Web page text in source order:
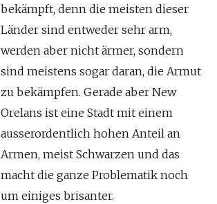
bekämpft, denn die meisten dieser
Länder sind entweder sehr arm,
werden aber nicht ärmer, sondern
sind meistens sogar daran, die Armut
zu bekämpfen. Gerade aber New
Orelans ist eine Stadt mit einem
ausserordentlich hohen Anteil an
Armen, meist Schwarzen und das
macht die ganze Problematik noch
um einiges brisanter.